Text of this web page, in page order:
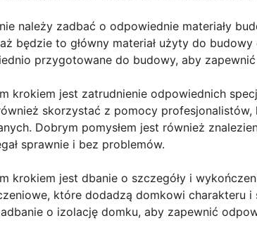
należy zadbać o odpowiednie materiały
będzie to główny materiał użyty do
przygotowane do budowy, aby
krokiem jest zatrudnienie odpowiednich
skorzystać z pomocy
Dobrym pomysłem jest również
sprawnie i bez problemów.
krokiem jest dbanie o szczegóły i
które dodadzą domkowi charakteru
o izolację domku, aby zapewnić